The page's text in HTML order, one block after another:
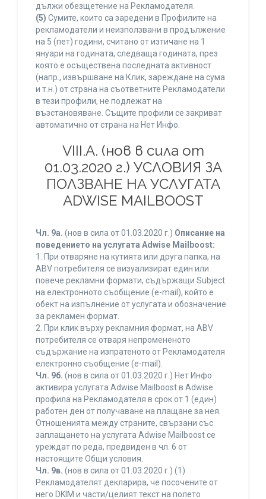
дължи обезщетение на Рекламодателя.
(5) Сумите, които са заредени в Профилите на
рекламодатели и неизползвани в продължение
на 5 (пет) години, считано от изтичане на 1
януари на годината, следваща годината, през
която е осъществена последната активност
(напр., извършване на Клик, зареждане на сума
и т.н.) от страна на съответните Рекламодатели
в тези профили, не подлежат на
възстановяване. Същите профили се закриват
автоматично от страна на Нет Инфо.
VIII.A. (нов в сила от
01.03.2020 г.) УСЛОВИЯ ЗА
ПОЛЗВАНЕ НА УСЛУГАТА
ADWISE MAILBOOST
Чл. 9а. (нов в сила от 01.03.2020 г.) Описание на
поведението на услугата Adwise Mailboost:
1. При отваряне на кутията или друга папка, на
ABV потребителя се визуализират един или
повече рекламни формати, съдържащи Subject
на електронното съобщение (e-mail), който е
обект на изпълнение от услугата и обозначение
за рекламен формат.
2. При клик върху рекламния формат, на ABV
потребителя се отваря непромененото
съдържание на изпратеното от Рекламодателя
електронно съобщение (e-mail).
Чл. 9б. (нов в сила от 01.03.2020 г.) Нет Инфо
активира услугата Adwise Mailboost в Adwise
профила на Рекламодателя в срок от 1 (един)
работен ден от получаване на плащане за нея.
Отношенията между страните, свързани със
заплащането на услугата Adwise Mailboost се
уреждат по реда, предвиден в чл. 6 от
настоящите Общи условия.
Чл. 9в. (нов в сила от 01.03.2020 г.) (1)
Рекламодателят декларира, че посочените от
него DKIM и части/целият текст на полето